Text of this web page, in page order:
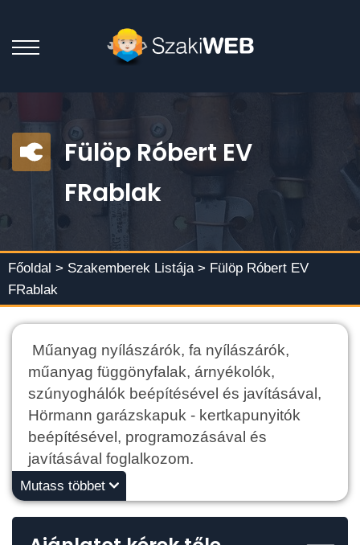
Fülöp Róbert EV
FRablak
Főoldal > Szakemberek Listája > Fülöp Róbert EV
FRablak
Műanyag nyílászárók, fa nyílászárók,
műanyag függönyfalak, árnyékolók,
szúnyoghálók beépítésével és javításával,
Hörmann garázskapuk - kertkapunyitók
beépítésével, programozásával és
javításával foglalkozom.
Mutass többet